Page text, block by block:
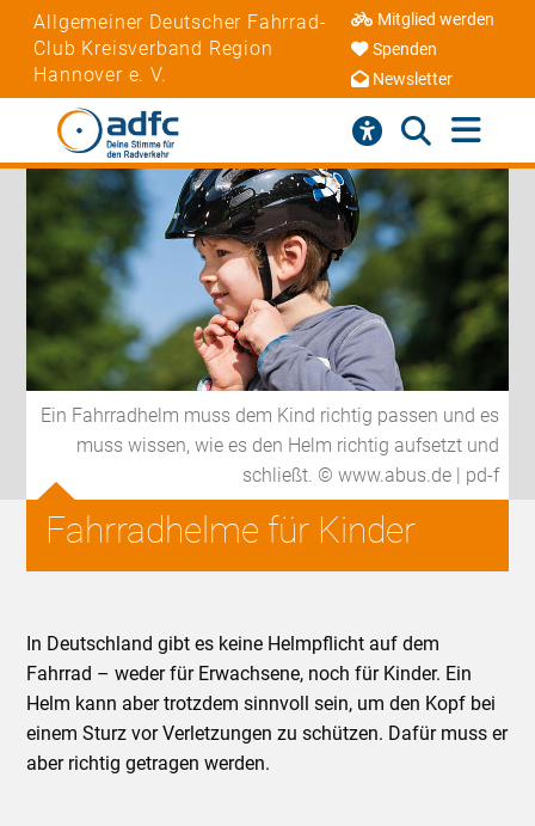
Allgemeiner Deutscher Fahrrad-
Club Kreisverband Region
Hannover e. V.
Mitglied werden
Spenden
Newsletter
Ein Fahrradhelm muss dem Kind richtig passen und es
muss wissen, wie es den Helm richtig aufsetzt und
schließt. © www.abus.de | pd-f
Fahrradhelme für Kinder
In Deutschland gibt es keine Helmpflicht auf dem
Fahrrad – weder für Erwachsene, noch für Kinder. Ein
Helm kann aber trotzdem sinnvoll sein, um den Kopf bei
einem Sturz vor Verletzungen zu schützen. Dafür muss er
aber richtig getragen werden.